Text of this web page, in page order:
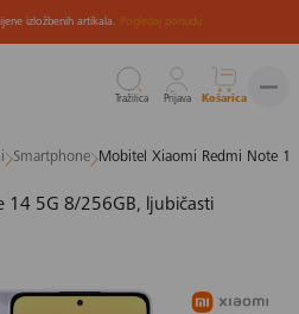
izložbenih artikala. Pogledaj ponudu
Tražilica Prijava Košarica
Smartphone Mobitel Xiaomi Redmi Note
14 5G 8/256GB, ljubičasti